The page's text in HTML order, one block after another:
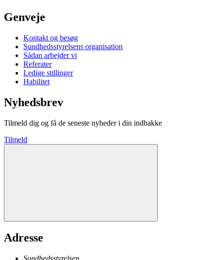
Genveje
Kontakt og besøg
Sundhedsstyrelsens organisation
Sådan arbejder vi
Referater
Ledige stillinger
Habilitet
Nyhedsbrev
Tilmeld dig og få de seneste nyheder i din indbakke
Tilmeld
Adresse
Sundhedsstyrelsen